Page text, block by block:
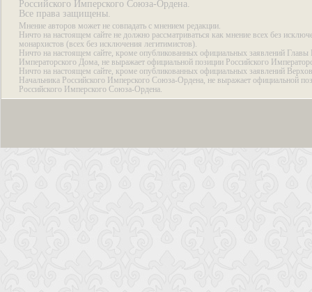
Российского Имперского Союза-Ордена.
Все права защищены.
Мнение авторов может не совпадать с мнением редакции.
Ничто на настоящем сайте не должно рассматриваться как мнение всех без
монархистов (всех без исключения легитимистов).
Ничто на настоящем сайте, кроме опубликованных официальных заявлений Главы
Императорского Дома, не выражает официальной позиции Российского
Ничто на настоящем сайте, кроме опубликованных официальных заявлений
Начальника Российского Имперского Союза-Ордена, не выражает официальной
Российского Имперского Союза-Ордена.